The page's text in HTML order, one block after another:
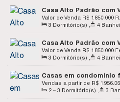
Casa Alto Padrão com
- Garopaba SC
R$ 1.850.000
Valor de Venda
Garopaba, Santa Catarina,
3 Dormitório(s) 4
Casa Alto Padrão com
- Garopaba SC
R$ 1.850.000
Valor de Venda
Brasil
3 Dormitório(s) 4
Casas em condomínio
Ocean View - Ferraz -
R$
Vendas a partir de
Garopaba, Santa Catarina,
2 ~ 3 Dormitório(s) 3